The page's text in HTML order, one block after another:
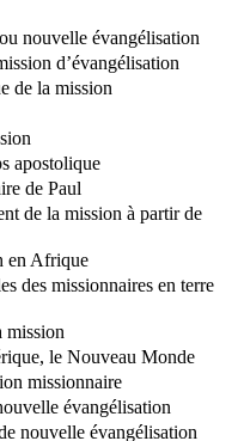
nouvelle en contexte
nouvelle évangélisation
d’évangélisation
de la mission
apostolique
de Paul
de la mission à partir de
en Afrique
des missionnaires en terre
le Nouveau Monde
missionnaire
évangélisation